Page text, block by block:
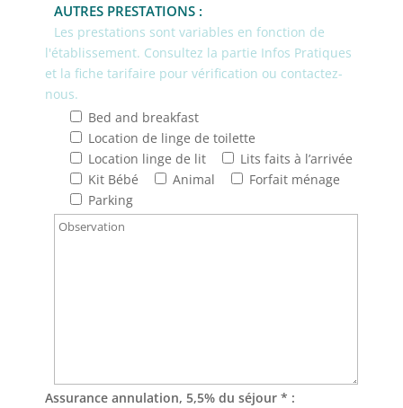
AUTRES PRESTATIONS :
Les prestations sont variables en fonction de
l'établissement. Consultez la partie Infos Pratiques
et la fiche tarifaire pour vérification ou contactez-
nous.
Bed and breakfast
Location de linge de toilette
Location linge de lit
Lits faits à l’arrivée
Kit Bébé
Animal
Forfait ménage
Parking
Assurance annulation, 5,5% du séjour * :